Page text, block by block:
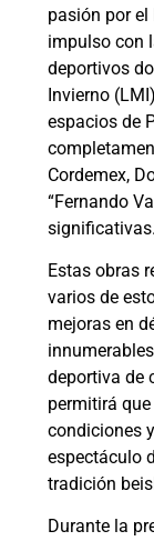
pasión por
impulso con
deportivos
Invierno
espacios de
Cordemex,
“Fernando
significativas.
Estas obras
varios de
mejoras en
deportiva de
permitirá
condiciones
espectáculo
tradición
Durante la